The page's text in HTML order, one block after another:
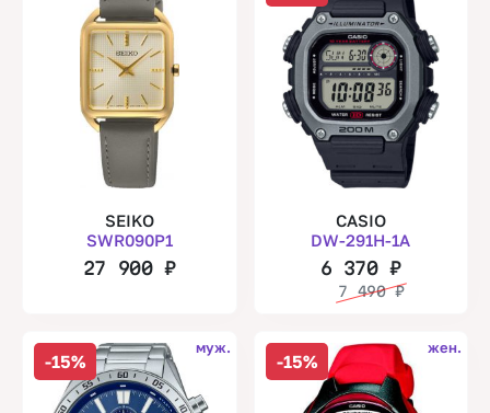
SEIKO
SWR090P1
27 900₽
CASIO
DW-291H-1A
6 370₽
7 490₽
-15%
муж.
-15%
жен.